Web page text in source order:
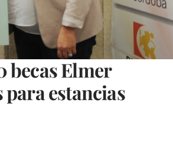
becas Elmer
estancias